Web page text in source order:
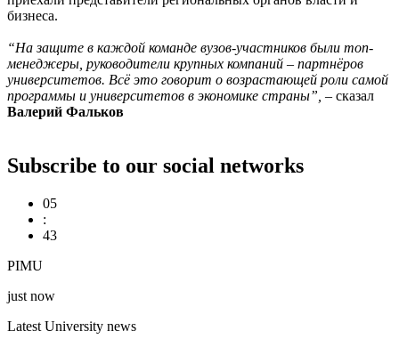
бизнеса.
“На защите в каждой команде вузов-участников были топ-
менеджеры, руководители крупных компаний – партнёров
университетов. Всё это говорит о возрастающей роли самой
программы и университетов в экономике страны”, – сказал
Валерий Фальков
Subscribe to our social networks
05
:
43
PIMU
just now
Latest University news